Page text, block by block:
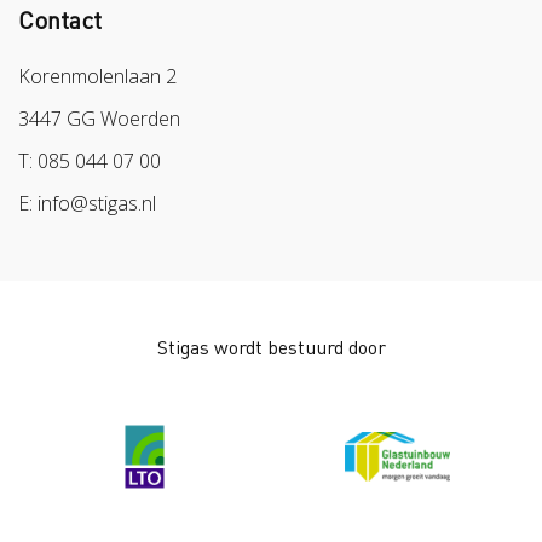
Veilig vrijwilligerswerk in het groen
Werken aan morgen
Colland
Sazas
BPL
Arbeidsmarkt
Contact
Korenmolenlaan 2
3447 GG Woerden
T: 085 044 07 00
E: info@stigas.nl
Stigas wordt bestuurd door